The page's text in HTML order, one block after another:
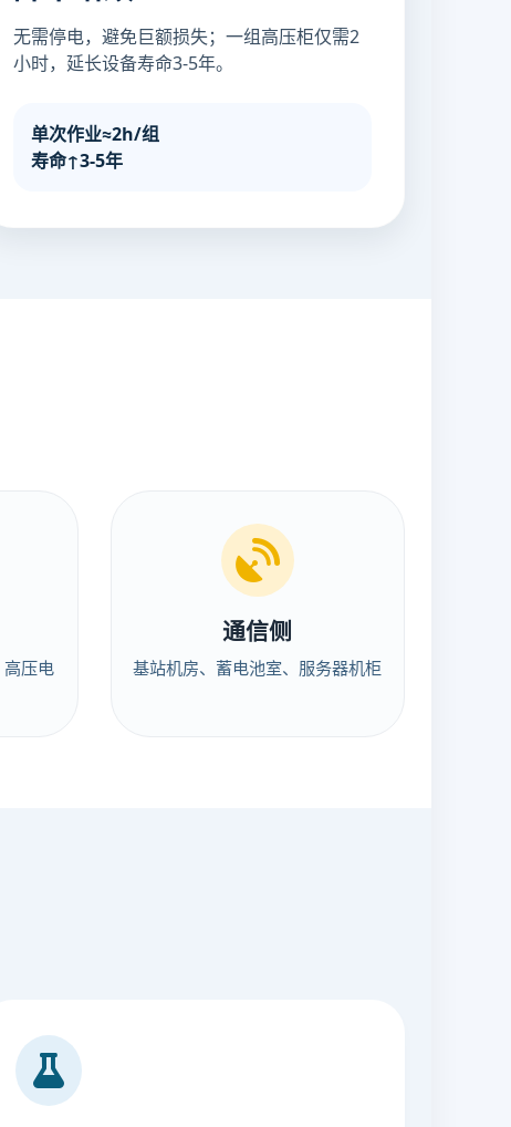
无需停电，避免巨额损失；一组高压柜仅需2
小时，延长设备寿命3-5年。
单次作业≈2h/组
寿命↑3-5年
压电
通信侧
基站机房、蓄电池室、服务器机柜